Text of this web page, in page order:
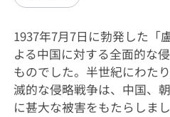
1937年7月7日に勃発した「
よる中国に対する全面的な
ものでした。半世紀にわた
滅的な侵略戦争は、中国、
に甚大な被害をもたらしまし